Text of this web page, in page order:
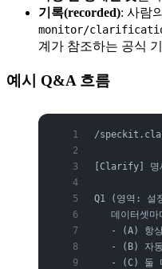
기록(recorded): 사람
monitor/
계가 참조하는 공식
예시 Q&A 흐름
/
[Clarify] 명세
Q1 (영역: 설
데이터셋마
- (A) 항
- (B) 자
- (C) 둘